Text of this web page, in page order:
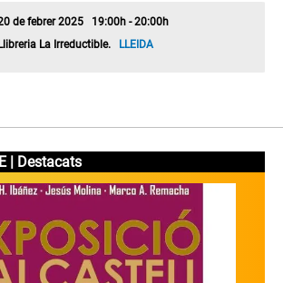
de febrer 2025 19:00h - 20:00h
La Irreductible. LLEIDA
| Destacats